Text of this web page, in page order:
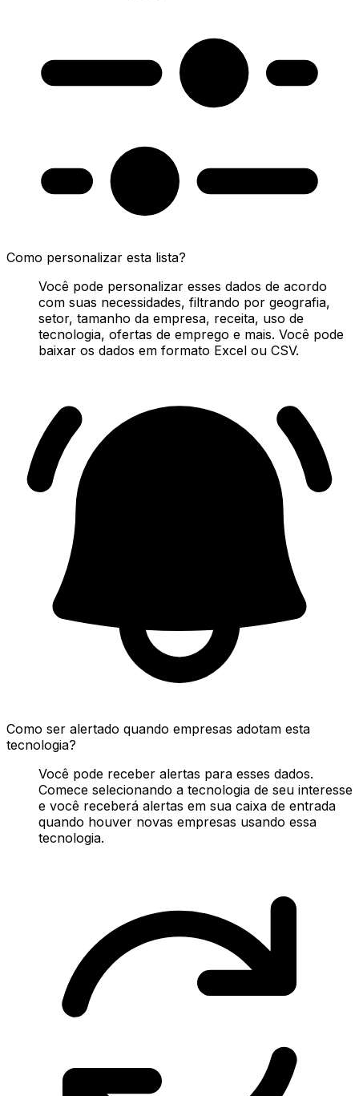
Como personalizar esta lista?
Você pode personalizar esses dados de acordo
com suas necessidades, filtrando por geografia,
setor, tamanho da empresa, receita, uso de
tecnologia, ofertas de emprego e mais. Você pode
baixar os dados em formato Excel ou CSV.
Como ser alertado quando empresas adotam esta
tecnologia?
Você pode receber alertas para esses dados.
Comece selecionando a tecnologia de seu interesse
e você receberá alertas em sua caixa de entrada
quando houver novas empresas usando essa
tecnologia.